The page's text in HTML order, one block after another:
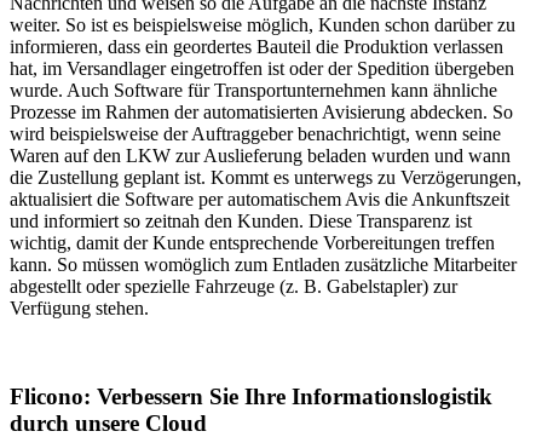
weiter. So ist es beispielsweise möglich, Kunden schon darüber zu
informieren, dass ein geordertes Bauteil die Produktion verlassen
hat, im Versandlager eingetroffen ist oder der Spedition übergeben
wurde. Auch Software für Transportunternehmen kann ähnliche
Prozesse im Rahmen der automatisierten Avisierung abdecken. So
wird beispielsweise der Auftraggeber benachrichtigt, wenn seine
Waren auf den LKW zur Auslieferung beladen wurden und wann
die Zustellung geplant ist. Kommt es unterwegs zu Verzögerungen,
aktualisiert die Software per automatischem Avis die Ankunftszeit
und informiert so zeitnah den Kunden. Diese Transparenz ist
wichtig, damit der Kunde entsprechende Vorbereitungen treffen
kann. So müssen womöglich zum Entladen zusätzliche Mitarbeiter
abgestellt oder spezielle Fahrzeuge (z. B. Gabelstapler) zur
Verfügung stehen.
Flicono: Verbessern Sie Ihre Informationslogistik
durch unsere Cloud